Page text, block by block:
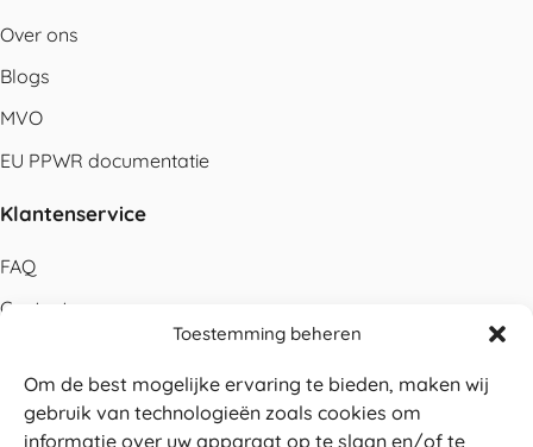
Toestemming beheren
Om de best mogelijke ervaring te bieden, maken wij
gebruik van technologieën zoals cookies om
informatie over uw apparaat op te slaan en/of te
Over ons
Blogs
MVO
EU PPWR documentatie
Klantenservice
FAQ
Contact
Betalen
Levering